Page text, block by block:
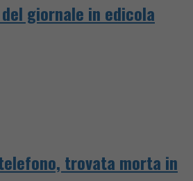
giornale in edicola
trovata morta in